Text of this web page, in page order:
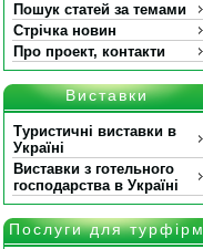
Пошук статей за темами
Стрічка новин
Про проект, контакти
Виставки
Туристичні виставки в
Україні
Виставки з готельного
господарства в Україні
Послуги для турфірм